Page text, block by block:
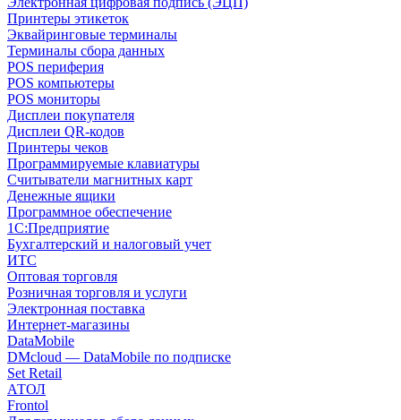
Принтеры этикеток
Эквайринговые терминалы
Терминалы сбора данных
POS периферия
POS компьютеры
POS мониторы
Дисплеи покупателя
Дисплеи QR-кодов
Принтеры чеков
Программируемые клавиатуры
Считыватели магнитных карт
Денежные ящики
Программное обеспечение
1С:Предприятие
Бухгалтерский и налоговый учет
ИТС
Оптовая торговля
Розничная торговля и услуги
Электронная поставка
Интернет-магазины
DataMobile
DMcloud — DataMobile по подписке
Set Retail
АТОЛ
Frontol